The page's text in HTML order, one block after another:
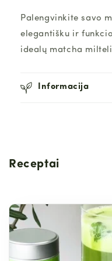
Palengvinkite savo
elegantišku ir
idealų matcha
Informacija
Receptai